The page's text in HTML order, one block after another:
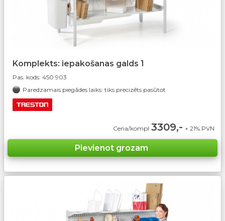
Komplekts: iepakošanas galds 1
Pas. kods: 450 903
Paredzamais piegādes laiks: tiks precizēts pasūtot
Cena/kompl 3309,- + 21% PVN